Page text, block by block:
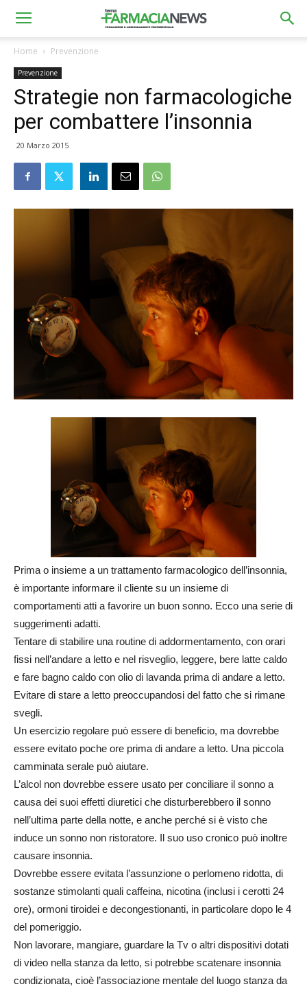
Home Prevenzione
Prevenzione
Strategie non farmacologiche
per combattere l’insonnia
20 Marzo 2015
Prima o insieme a un trattamento farmacologico dell’insonnia,
è importante informare il cliente su un insieme di
comportamenti atti a favorire un buon sonno. Ecco una serie di
suggerimenti adatti.
Tentare di stabilire una routine di addormentamento, con orari
fissi nell’andare a letto e nel risveglio, leggere, bere latte caldo
e fare bagno caldo con olio di lavanda prima di andare a letto.
Evitare di stare a letto preoccupandosi del fatto che si rimane
svegli.
Un esercizio regolare può essere di beneficio, ma dovrebbe
essere evitato poche ore prima di andare a letto. Una piccola
camminata serale può aiutare.
L’alcol non dovrebbe essere usato per conciliare il sonno a
causa dei suoi effetti diuretici che disturberebbero il sonno
nell’ultima parte della notte, e anche perché si è visto che
induce un sonno non ristoratore. Il suo uso cronico può inoltre
causare insonnia.
Dovrebbe essere evitata l’assunzione o perlomeno ridotta, di
sostanze stimolanti quali caffeina, nicotina (inclusi i cerotti 24
ore), ormoni tiroidei e decongestionanti, in particolare dopo le 4
del pomeriggio.
Non lavorare, mangiare, guardare la Tv o altri dispositivi dotati
di video nella stanza da letto, si potrebbe scatenare insonnia
condizionata, cioè l’associazione mentale del luogo stanza da